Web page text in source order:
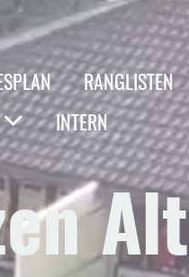
RANGLISTEN
INTERN